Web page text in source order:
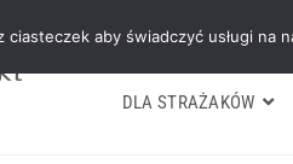
DLA STRAŻAKÓW
ciasteczek aby świadczyć usługi na